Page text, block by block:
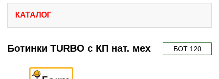
КАТАЛОГ
Ботинки TURBO с КП нат. мех БОТ 120